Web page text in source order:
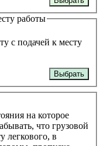
работы
с подачей к месту
Выбрать
на которое
что грузовой
легкового, в